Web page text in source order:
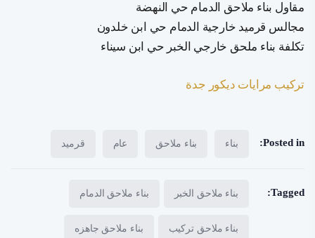
مقاول بناء ملاحق الدمام حي النهضة
مجالس قرميد خارجية الدمام حي ابن خلدون
تكلفة بناء ملحق خارجي الخبر حي ابن سيناء
تركيب مرايات ديكور جدة
Posted in: بناء بناء ملاحق عام قرميد
Tagged: بناء ملاحق الخبر بناء ملاحق الدمام
بناء ملاحق تركيب بناء ملاحق جاهزه